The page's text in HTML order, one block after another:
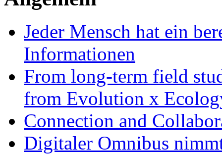
Jeder Mensch hat ein
Informationen
From long-term field
from Evolution x
Connection and
Digitaler Omnibus